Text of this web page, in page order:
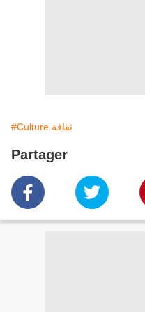
#Culture ثقافة
Partager